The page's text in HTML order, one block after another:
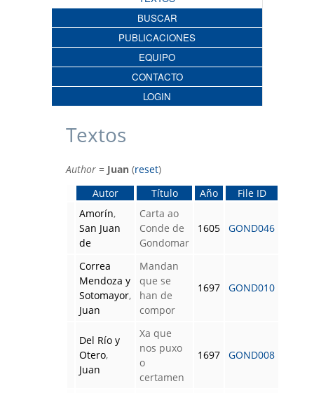
BUSCAR
PUBLICACIONES
EQUIPO
CONTACTO
LOGIN
Textos
Author = Juan (reset)
Autor
Título Año
File ID
Amorín,
San Juan
de
Carta ao
Conde de
Gondomar
1605 GOND046
Correa
Mendoza y
Sotomayor,
Juan
Mandan
que se
han de
compor
1697 GOND010
Del Río y
Otero,
Juan
Xa que
nos puxo
o
certamen
1697 GOND008